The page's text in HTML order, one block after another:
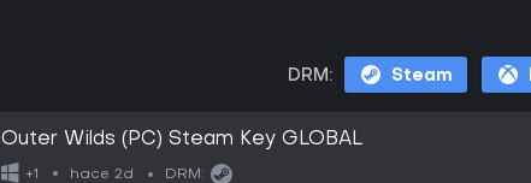
DRM: Steam
Outer Wilds (PC) Steam Key GLOBAL
+1 hace 2d DRM: